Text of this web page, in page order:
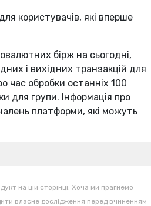
користувачів, які вперше
бірж на сьогодні,
і вихідних транзакцій для
час обробки останніх 100
для групи. Інформація про
платформи, які можуть
на цій сторінці. Хоча ми прагнемо
власне дослідження перед вчиненням